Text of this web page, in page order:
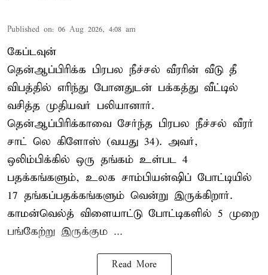
Published on: 06 Aug 2026, 4:08 am
கேப்டவுன்
தென்ஆப்பிரிக்க பிரபல நீச்சல் வீரரின் வீடு தீ
விபத்தில் எரிந்து போனதுடன் பக்கத்து வீட்டில்
வசித்த முதியவர் பலியானார்.
தென்ஆப்பிரிக்காவை சேர்ந்த பிரபல நீச்சல் வீரர்
சாட் லெ கிளோஸ் (வயது 34). அவர்,
ஒலிம்பிக்கில் ஒரு தங்கம் உள்பட 4
பதக்கங்களும், உலக சாம்பியன்ஷிப் போட்டியில்
17 தங்கப்பதக்கங்களும் வென்று இருக்கிறார்.
காமன்வெல்த் விளையாட்டு போட்டிகளில் 5 முறை
பங்கேற்று இருக்கும ...
Read More